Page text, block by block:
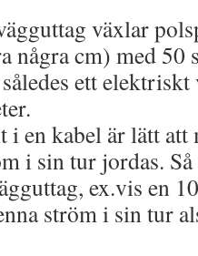
växlar
några cm) med 50
ett
en kabel är lätt att
i sin tur jordas.
ex.vis en
ström i sin tur